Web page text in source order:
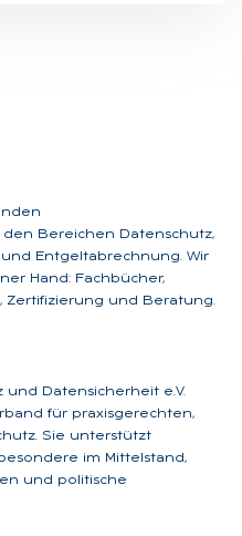
Bereichen Datenschutz,
und Entgeltabrechnung. Wir
Hand: Fachbücher,
Zertifizierung und Beratung.
und Datensicherheit e.V.
für praxisgerechten,
Sie unterstützt
im Mittelstand,
und politische